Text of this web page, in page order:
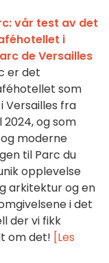
vår test av det
i
de Versailles
er det
som
Versailles fra
og som
moderne
til Parc du
opplevelse
arkitektur og en
i det
der vi fikk
om det! [Les